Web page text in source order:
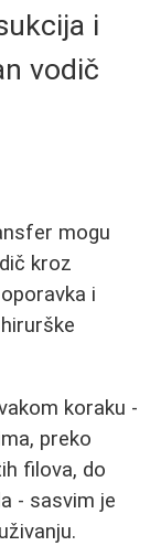
i
vodič
mogu
kroz
i
koraku -
preko
filova, do
- sasvim je